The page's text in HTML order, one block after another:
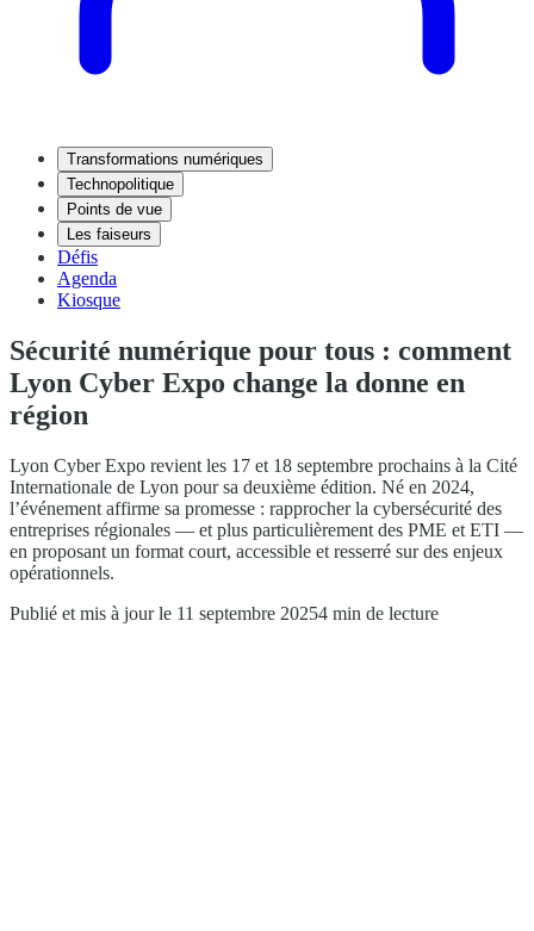
Transformations numériques
Technopolitique
Points de vue
Les faiseurs
Défis
Agenda
Kiosque
Sécurité numérique pour tous : comment
Lyon Cyber Expo change la donne en
région
Lyon Cyber Expo revient les 17 et 18 septembre prochains à la Cité
Internationale de Lyon pour sa deuxième édition. Né en 2024,
l’événement affirme sa promesse : rapprocher la cybersécurité des
entreprises régionales — et plus particulièrement des PME et ETI —
en proposant un format court, accessible et resserré sur des enjeux
opérationnels.
Publié et mis à jour le 11 septembre 20254 min de lecture